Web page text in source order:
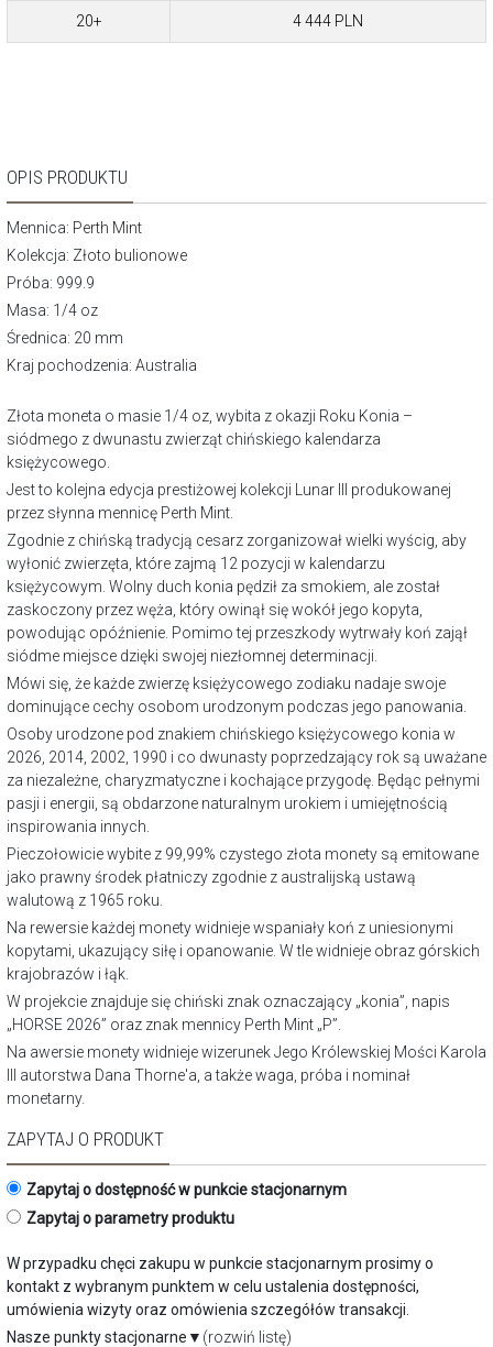
20+ 4 444 PLN
OPIS PRODUKTU
Mennica: Perth Mint
Kolekcja: Złoto bulionowe
Próba: 999.9
Masa: 1/4 oz
Średnica: 20 mm
Kraj pochodzenia: Australia
Złota moneta o masie 1/4 oz, wybita z okazji Roku Konia –
siódmego z dwunastu zwierząt chińskiego kalendarza
księżycowego.
Jest to kolejna edycja prestiżowej kolekcji Lunar III produkowanej
przez słynna mennicę Perth Mint.
Zgodnie z chińską tradycją cesarz zorganizował wielki wyścig, aby
wyłonić zwierzęta, które zajmą 12 pozycji w kalendarzu
księżycowym. Wolny duch konia pędził za smokiem, ale został
zaskoczony przez węża, który owinął się wokół jego kopyta,
powodując opóźnienie. Pomimo tej przeszkody wytrwały koń zajął
siódme miejsce dzięki swojej niezłomnej determinacji.
Mówi się, że każde zwierzę księżycowego zodiaku nadaje swoje
dominujące cechy osobom urodzonym podczas jego panowania.
Osoby urodzone pod znakiem chińskiego księżycowego konia w
2026, 2014, 2002, 1990 i co dwunasty poprzedzający rok są uważane
za niezależne, charyzmatyczne i kochające przygodę. Będąc pełnymi
pasji i energii, są obdarzone naturalnym urokiem i umiejętnością
inspirowania innych.
Pieczołowicie wybite z 99,99% czystego złota monety są emitowane
jako prawny środek płatniczy zgodnie z australijską ustawą
walutową z 1965 roku.
Na rewersie każdej monety widnieje wspaniały koń z uniesionymi
kopytami, ukazujący siłę i opanowanie. W tle widnieje obraz górskich
krajobrazów i łąk.
W projekcie znajduje się chiński znak oznaczający „konia”, napis
„HORSE 2026” oraz znak mennicy Perth Mint „P”.
Na awersie monety widnieje wizerunek Jego Królewskiej Mości Karola
III autorstwa Dana Thorne'a, a także waga, próba i nominał
monetarny.
ZAPYTAJ O PRODUKT
Zapytaj o dostępność w punkcie stacjonarnym
Zapytaj o parametry produktu
W przypadku chęci zakupu w punkcie stacjonarnym prosimy o
kontakt z wybranym punktem w celu ustalenia dostępności,
umówienia wizyty oraz omówienia szczegółów transakcji.
Nasze punkty stacjonarne ▼ (rozwiń listę)